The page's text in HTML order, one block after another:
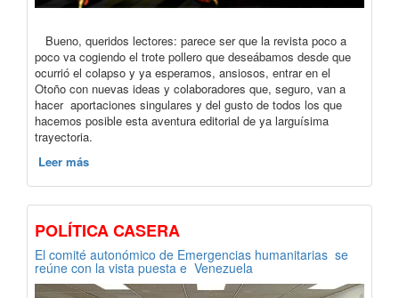
Bueno, queridos lectores: parece ser que la revista poco a
poco va cogiendo el trote pollero que deseábamos desde que
ocurrió el colapso y ya esperamos, ansiosos, entrar en el
Otoño con nuevas ideas y colaboradores que, seguro, van a
hacer aportaciones singulares y del gusto de todos los que
hacemos posible esta aventura editorial de ya larguísima
trayectoria.
Leer más
POLÍTICA CASERA
El comité autonómico de Emergencias humanitarias se
reúne con la vista puesta e Venezuela